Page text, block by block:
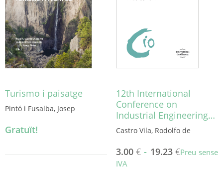
es
poden
triar
a
la
pàgina
del
pàgina
del
Turismo i paisatge
Pintó i Fusalba, Josep
Gratuït!
12th International
Conference on
Industrial Engineering…
Castro Vila, Rodolfo de
3.00 €- 19.23 €Preu sense
IVA